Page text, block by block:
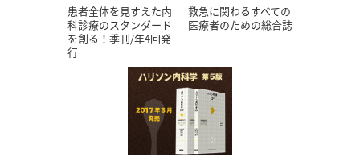
患者全体を見すえた内
科診療のスタンダード
を創る！季刊/年4回発
行
救急に関わるすべての
医療者のための総合誌